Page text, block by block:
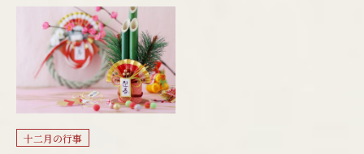
十二月の行事